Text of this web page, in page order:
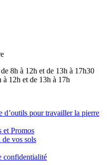
8h à 12h et de 13h à 17h30
12h et de 13h à 17h
d’outils pour travailler la pierre
et Promos
vos sols
confidentialité